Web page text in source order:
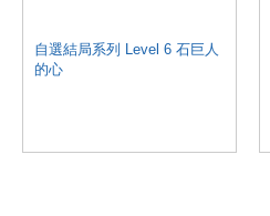
自選結局系列 Level 6 石巨人
的心